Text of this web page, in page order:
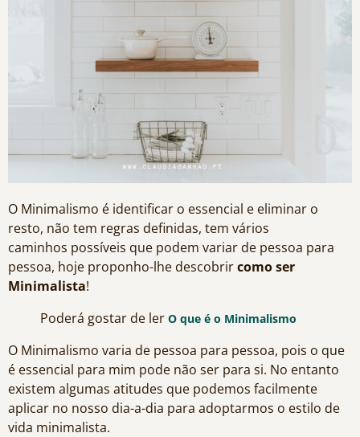
O Minimalismo é identificar o essencial e eliminar o
resto, não tem regras definidas, tem vários
caminhos possíveis que podem variar de pessoa para
pessoa, hoje proponho-lhe descobrircomo ser
Minimalista!
Poderá gostar de ler O que é o Minimalismo
O Minimalismo varia de pessoa para pessoa, pois o que
é essencial para mim pode não ser para si. No entanto
existem algumas atitudes que podemos facilmente
aplicar no nosso dia-a-dia para adoptarmos o estilo de
vida minimalista.